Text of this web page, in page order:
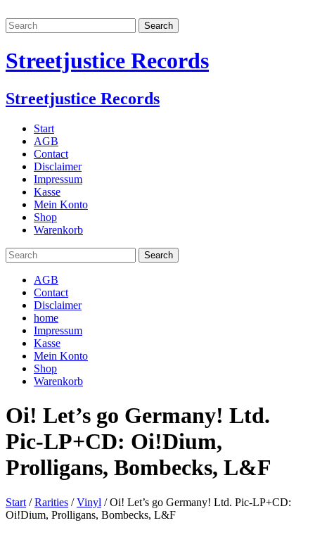
Streetjustice Records
Streetjustice Records
Start
AGB
Contact
Disclaimer
Impressum
Kasse
Mein Konto
Shop
Warenkorb
AGB
Contact
Disclaimer
home
Impressum
Kasse
Mein Konto
Shop
Warenkorb
Oi! Let’s go Germany! Ltd.
Pic-LP+CD: Oi!Dium,
Prolligans, Bombecks, L&F
Start /Rarities /Vinyl / Oi! Let’s go Germany! Ltd. Pic-LP+CD:
Oi!Dium, Prolligans, Bombecks, L&F